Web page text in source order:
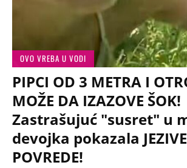
OVO VREBA U VODI
PIPCI OD 3 METRA I
MOŽE DA IZAZOVE ŠOK!
Zastrašujuć "susret" u
devojka pokazala JEZIVE
POVREDE!